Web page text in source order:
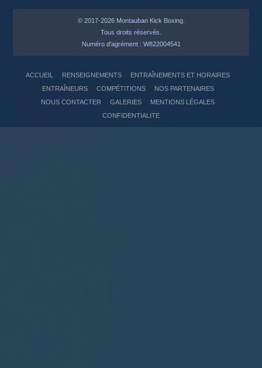
© 2017-2026 Montauban Kick Boxing.
Tous droits réservés.
Numéro d'agrément : W822004541
ACCUEIL RENSEIGNEMENTS
ENTRAÎNEMENTS ET HORAIRES
ENTRAÎNEURS
COMPÉTITIONS
NOS PARTENAIRES
NOUS CONTACTER
GALERIES
MENTIONS LÉGALES
CONFIDENTIALITE